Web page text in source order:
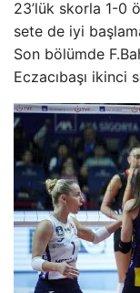
23’lük skorla 1-0
sete de iyi
Son bölümde
Eczacıbaşı ikinci